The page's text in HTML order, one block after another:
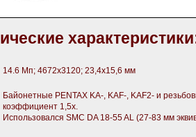
14.6 Мп; 4672x3120; 23,4x15,6 мм
Байонетные PENTAX KA-, KAF-, KAF2- и
коэффициент 1,5х.
Использовался SMC DA 18-55 AL (27-83 мм